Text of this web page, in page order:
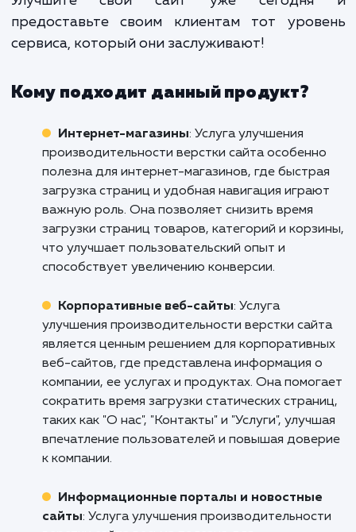
обновлений, чтобы поддерживать
в соответствии с
Не позволяйте медленной загрузке и
производительности вашего сайта
препятствием на пути успеха вашего
Интернете. Свяжитесь с нами уже
чтобы узнать больше о том, как наша
улучшению производительности верстки
может помочь вам достичь ваших бизнес-
Улучшите свой сайт уже
предоставьте своим клиентам тот
сервиса, который они заслуживают!
Кому подходит данный продукт?
Интернет-магазины: Услуга улучшения
производительности верстки сайта